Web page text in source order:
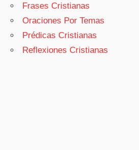
Frases Cristianas
Oraciones Por Temas
Prédicas Cristianas
Reflexiones Cristianas